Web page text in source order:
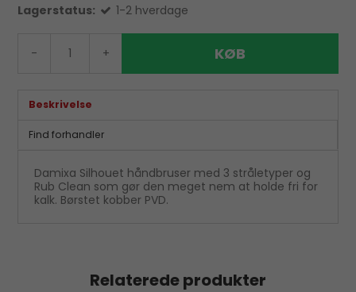
Lagerstatus:
1-2 hverdage
- + KØB
Beskrivelse
Find forhandler
Damixa Silhouet håndbruser med 3 stråletyper og
Rub Clean som gør den meget nem at holde fri for
kalk. Børstet kobber PVD.
Relaterede produkter